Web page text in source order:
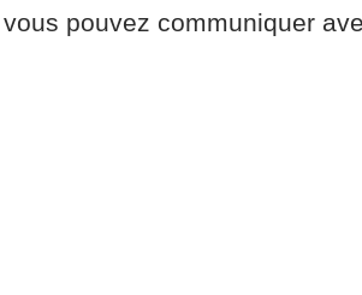
pouvez communiquer